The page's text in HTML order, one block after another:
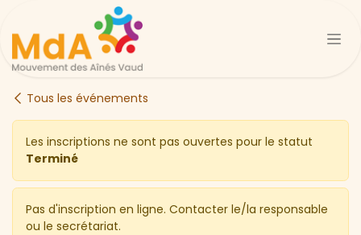
Se rendre au contenu
Tous les événements
Les inscriptions ne sont pas ouvertes pour le statut
Terminé
Pas d'inscription en ligne. Contacter le/la responsable
ou le secrétariat.